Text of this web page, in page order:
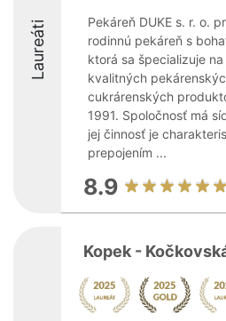
Laureáti
Pekáreň DUKE s. r. o.
rodinnú pekáreň s
ktorá sa špecializuje
kvalitných
cukrárenských
1991. Spoločnosť má
jej činnosť je
prepojením ...
8.9
Kopek -